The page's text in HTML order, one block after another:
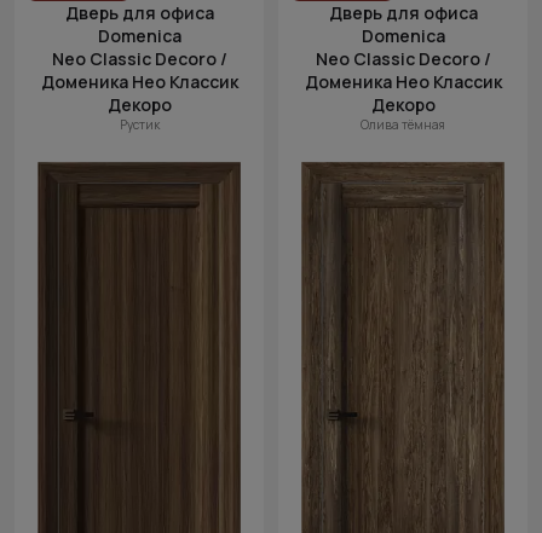
Дверь для офиса
Domenica
Neo Classic Decoro /
Доменика Нео Классик
Декоро
Рустик
Дверь для офиса
Domenica
Neo Classic Decoro /
Доменика Нео Классик
Декоро
Олива тёмная